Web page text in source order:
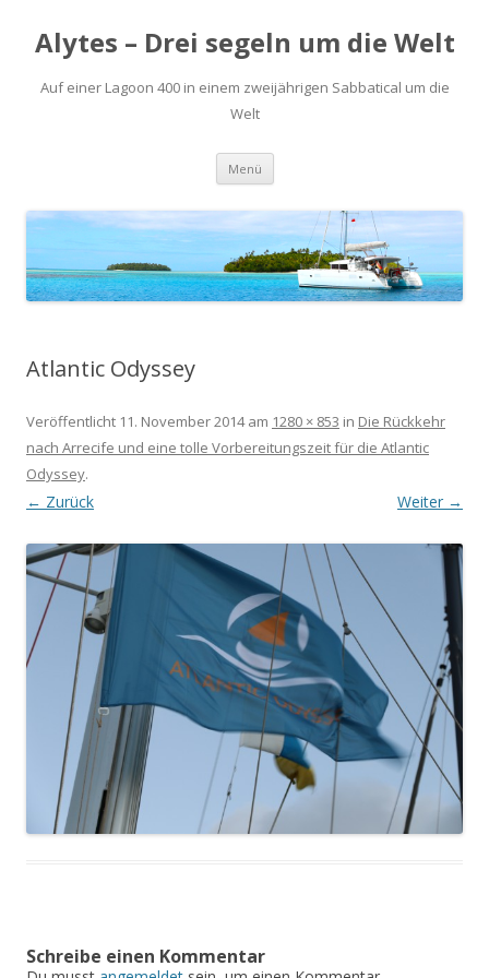
Alytes – Drei segeln um die Welt
Auf einer Lagoon 400 in einem zweijährigen Sabbatical um die
Welt
Menü Zum
springen
Atlantic Odyssey
Veröffentlicht 11. November 2014am 1280 × 853 in Die Rückkehr
nach Arrecife und eine tolle Vorbereitungszeit für die Atlantic
Odyssey.
← Zurück Weiter →
Schreibe einen Kommentar